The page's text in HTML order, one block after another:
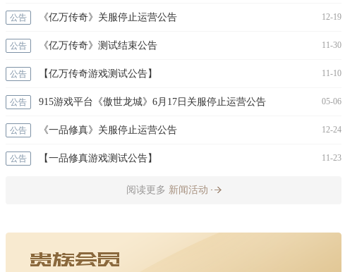
公告 《亿万传奇》关服停止运营公告 12-19
公告 《亿万传奇》测试结束公告 11-30
公告 【亿万传奇游戏测试公告】 11-10
公告 915游戏平台《傲世龙城》6月17日关服停止运营公告 05-06
公告 《一品修真》关服停止运营公告 12-24
公告 【一品修真游戏测试公告】 11-23
阅读更多 新闻活动